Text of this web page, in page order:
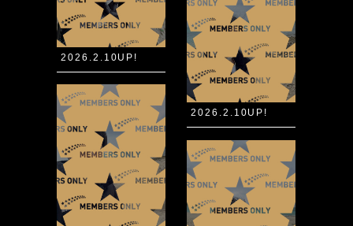
2026.2.10UP!
2026.2.10UP!